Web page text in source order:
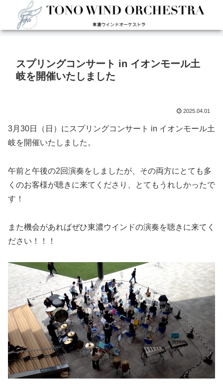
スプリングコンサート in イオンモール土
岐を開催いたしました
2025.04.01
3月30日（日）にスプリングコンサート in イオンモール土
岐を開催いたしました。
午前と午後の2回演奏をしましたが、その両方にとても多
くのお客様が聴きに来てくださり、とてもうれしかったで
す！
また機会があればぜひ東濃ウインドの演奏を聴きに来てく
ださい！！！